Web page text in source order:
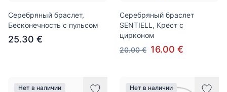
Серебряный браслет,
Бесконечность с пульсом
25.30 €
Серебряный браслет
SENTIELL, Крест с
цирконом
20.00 € 16.00 €
Нет в наличии Нет в наличии